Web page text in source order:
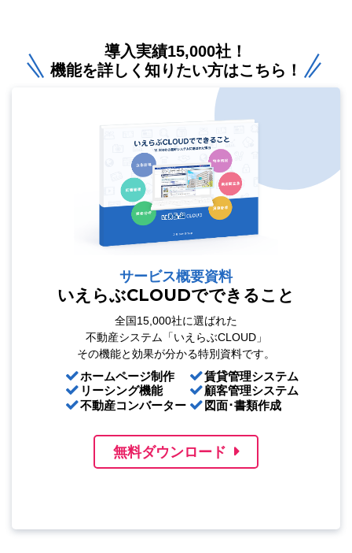
導入実績15,000社！
機能を詳しく知りたい方はこちら！
サービス概要資料
いえらぶCLOUDでできること
全国15,000社に選ばれた
不動産システム「いえらぶCLOUD」
その機能と効果が分かる特別資料です。
ホームページ制作
リーシング機能
不動産コンバーター
賃貸管理システム
顧客管理システム
図面･書類作成
無料ダウンロード